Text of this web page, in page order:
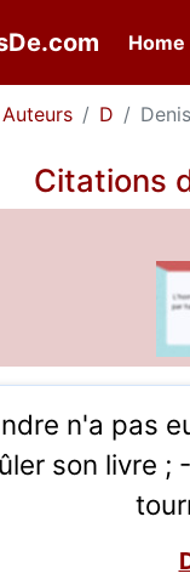
Home
Auteurs D
Citations
n'a pas
son livre ;